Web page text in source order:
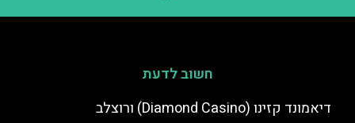
חשוב לדעת
דיאמונד קזינו (Diamond Casino) ורוצלב